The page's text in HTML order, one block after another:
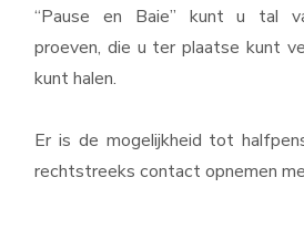
“Pause en Baie” kunt u tal
proeven, die u ter plaatse kunt
kunt halen.
Er is de mogelijkheid tot
rechtstreeks contact opnemen